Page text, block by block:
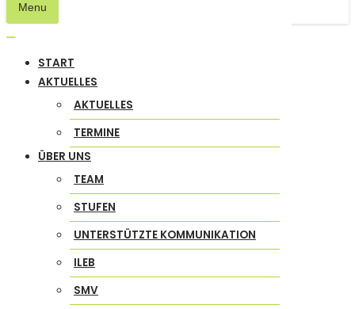
Menu
Navigation
umschalten
START
AKTUELLES
AKTUELLES
TERMINE
ÜBER UNS
TEAM
STUFEN
UNTERSTÜTZTE KOMMUNIKATION
ILEB
SMV